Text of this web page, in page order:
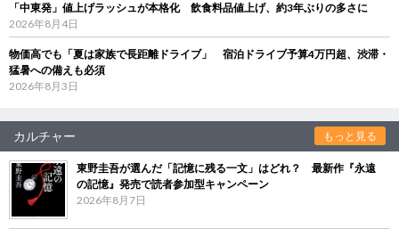
「中東発」値上げラッシュが本格化 飲食料品値上げ、約3年ぶりの多さに
2026年8月4日
物価高でも「夏は家族で長距離ドライブ」 宿泊ドライブ予算4万円超、渋滞・
猛暑への備えも必須
2026年8月3日
カルチャー もっと見る
東野圭吾が選んだ「記憶に残る一文」はどれ？ 最新作『永遠
の記憶』発売で読者参加型キャンペーン
2026年8月7日